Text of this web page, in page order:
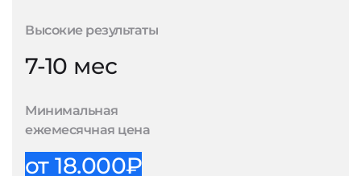
Высокие результаты
7-10 мес
Минимальная
ежемесячная цена
от 18.000₽